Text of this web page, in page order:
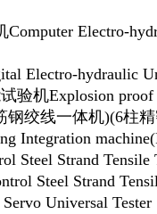
Computer Electro-
Electro-hydraulic
验机Explosion proof
钢绞线一体机)(6柱
Integration
Steel Strand Tensile
Steel Strand
Universal Tester